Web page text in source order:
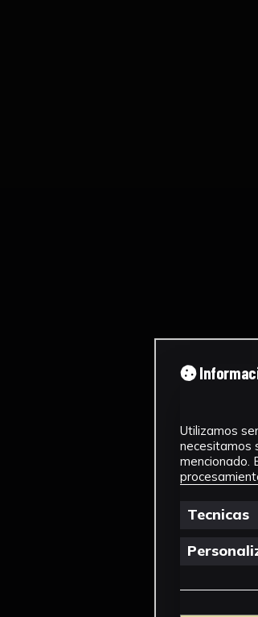
Utilizamos
necesitamos
mencionado.
Tecnicas